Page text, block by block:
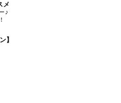
メ
♪
】